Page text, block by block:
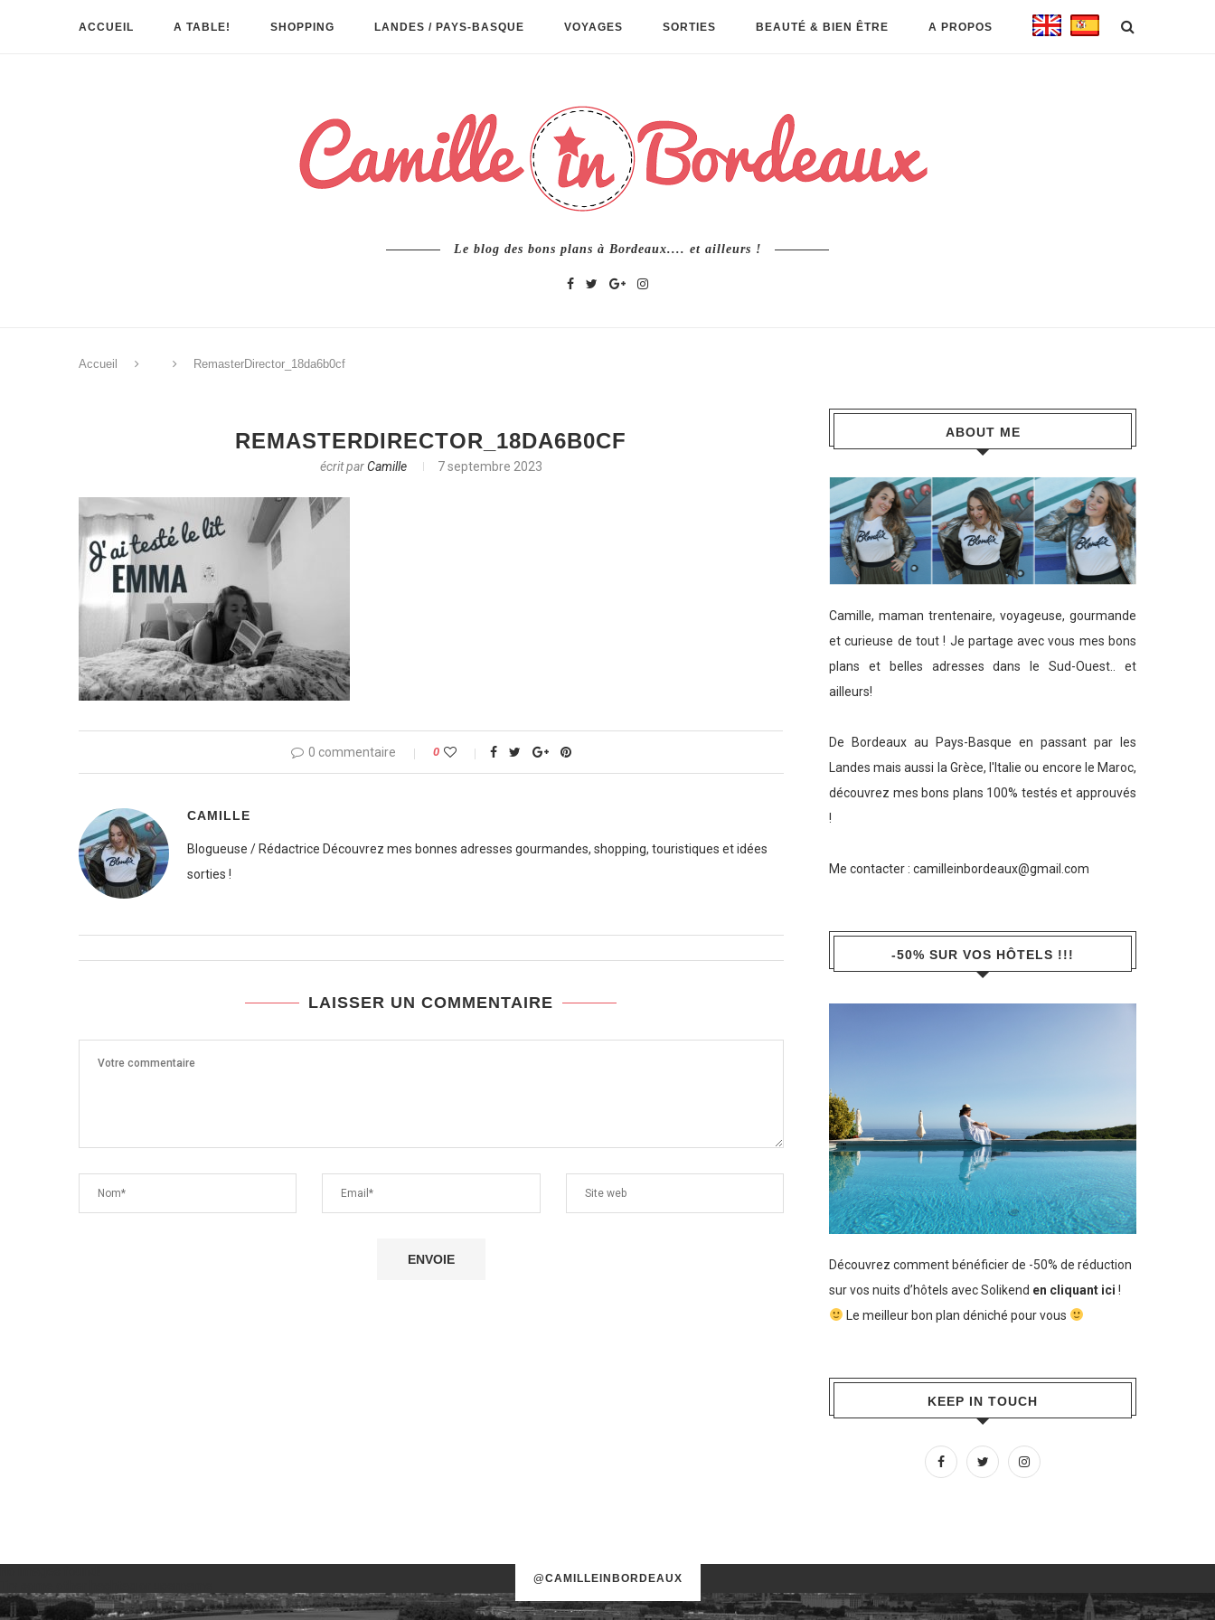
ACCUEIL A TABLE! SHOPPING LANDES / PAYS-BASQUE VOYAGES SORTIES BEAUTÉ & BIEN ÊTRE A PROPOS
Le blog des bons plans à Bordeaux.... et ailleurs !
Accueil RemasterDirector_18da6b0cf
REMASTERDIRECTOR_18DA6B0CF
écrit parCamille 7 septembre 2023
0 commentaire 0
CAMILLE
Blogueuse / Rédactrice Découvrez mes bonnes adresses gourmandes, shopping, touristiques et idées
sorties !
LAISSER UN COMMENTAIRE
ABOUT ME
Camille, maman trentenaire, voyageuse, gourmande
et curieuse de tout ! Je partage avec vous mes bons
plans et belles adresses dans le Sud-Ouest.. et
ailleurs!
De Bordeaux au Pays-Basque en passant par les
Landes mais aussi la Grèce, l'Italie ou encore le Maroc,
découvrez mes bons plans 100% testés et approuvés
!
Me contacter : camilleinbordeaux@gmail.com
-50% SUR VOS HÔTELS !!!
Découvrez comment bénéficier de -50% de réduction
sur vos nuits d’hôtels avec Solikend en cliquant ici !
Le meilleur bon plan déniché pour vous
KEEP IN TOUCH
@CAMILLEINBORDEAUX